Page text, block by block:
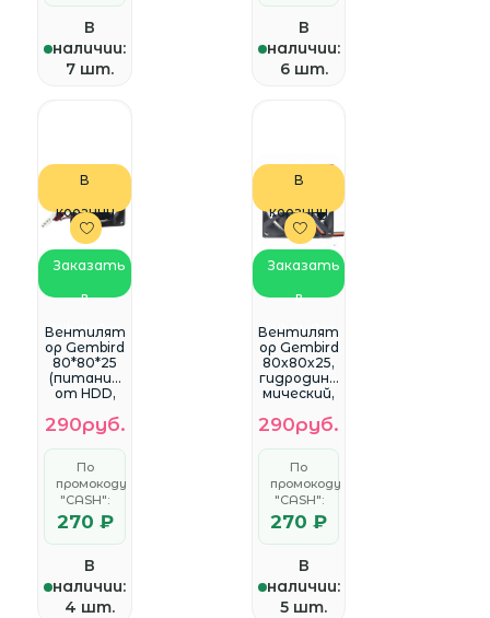
В
наличии:
7 шт.
В
наличии:
6 шт.
В
корзину
Заказать
в
WhatsApp
Вентилят
ор Gembird
80*80*25
(питание
от HDD,
(FANCASE-
4)
290руб.
По
промокоду
"CASH":
270 ₽
В
наличии:
4 шт.
В
корзину
Заказать
в
WhatsApp
Вентилят
ор Gembird
80x80x25,
гидродина
мический,
провод 30
см
(D8025HM
-4)
290руб.
По
промокоду
"CASH":
270 ₽
В
наличии:
5 шт.